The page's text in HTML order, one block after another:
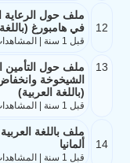
12
ملف حول الرعاية
في هامبورغ
قبل 1 سنة | المشاهدات: 34177 | الحجم: 6.2MB
13
ملف حول
الشيخوخة
(باللغة العربية)
قبل 1 سنة | المشاهدات: 34258 | الحجم: 230.8KB
14
ملف باللغة
ألمانيا
قبل 1 سنة | المشاهدات: 34174 | الحجم: 413.5KB